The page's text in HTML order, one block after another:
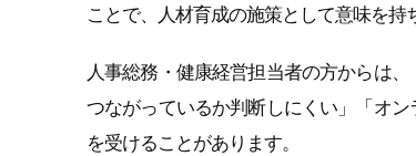
ことで、人材育成の施策として意味を持
人事総務・健康経営担当者の方からは
つながっているか判断しにくい」「オ
を受けることがあります。